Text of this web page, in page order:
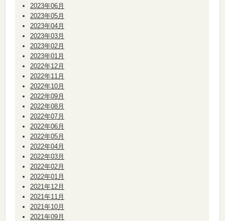
2023年06月
2023年05月
2023年04月
2023年03月
2023年02月
2023年01月
2022年12月
2022年11月
2022年10月
2022年09月
2022年08月
2022年07月
2022年06月
2022年05月
2022年04月
2022年03月
2022年02月
2022年01月
2021年12月
2021年11月
2021年10月
2021年09月